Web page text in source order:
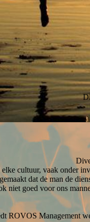
cultuur, vaak onder
dat de man de
niet goed voor ons
ROVOS Management